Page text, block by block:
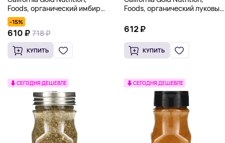
Foods, органический имбирь,
молотый, 56 г (2 унции)
-15%
610 ₽ 718 ₽
КУПИТЬ
Foods, органический луковый
612 ₽
КУПИТЬ
СЕГОДНЯ ДЕШЕВЛЕ СЕГОДНЯ ДЕШЕВЛЕ